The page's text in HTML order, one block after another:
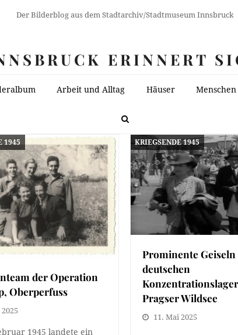
Der Bilderblog aus dem Stadtarchiv/Stadtmuseum Innsbruck
ERINNERT
Arbeit und Alltag Häuser Menschen
1945
der Operation
Oberperfuss
1945 landete ein
KRIEGSENDE 1945
Prominente Geiseln
deutschen
Pragser Wildsee
11. Mai 2025